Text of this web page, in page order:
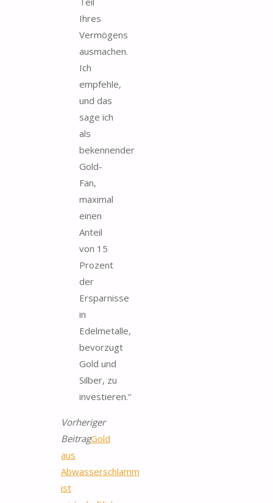
Ihres
Vermögens
ausmachen.
Ich
empfehle,
und das
sage ich
als
bekennender
Gold-
Fan,
maximal
einen
Anteil
von 15
Prozent
der
Ersparnisse
in
Edelmetalle,
bevorzugt
Gold und
Silber, zu
investieren.“
Vorheriger
BeitragGold
aus
Abwasserschlamm
ist